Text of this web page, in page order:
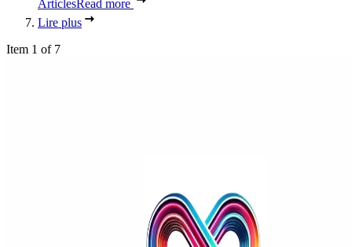
ArticlesRead more
Lire plus
Item 1 of 7